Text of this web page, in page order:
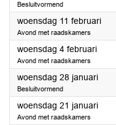
Besluitvormend
woensdag 11 februari2026
Avond met raadskamers
woensdag 4 februari2026
Avond met raadskamers
woensdag 28 januari2026
Besluitvormend
woensdag 21 januari2026
Avond met raadskamers